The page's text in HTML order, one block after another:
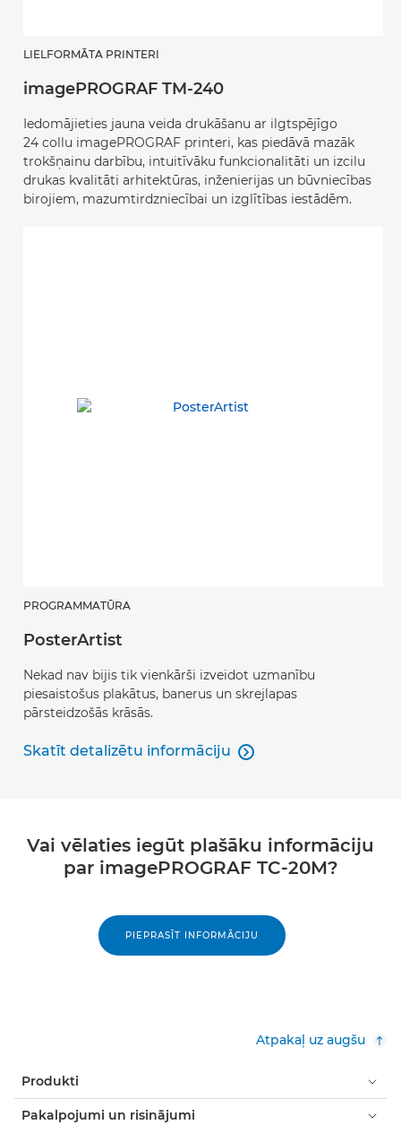
LIELFORMĀTA PRINTERI
imagePROGRAF TM-240
Iedomājieties jauna veida drukāšanu ar ilgtspējīgo
24 collu imagePROGRAF printeri, kas piedāvā mazāk
trokšņainu darbību, intuitīvāku funkcionalitāti un izcilu
drukas kvalitāti arhitektūras, inženierijas un būvniecības
birojiem, mazumtirdzniecībai un izglītības iestādēm.
PROGRAMMATŪRA
PosterArtist
Nekad nav bijis tik vienkārši izveidot uzmanību
piesaistošus plakātus, banerus un skrejlapas
pārsteidzošās krāsās.
Skatīt detalizētu informāciju
Skatīt detalizētu informāciju

Vai vēlaties iegūt plašāku informāciju
par imagePROGRAF TC-20M?
PIEPRASĪT INFORMĀCIJU
Atpakaļ uz augšu
Produkti
Pakalpojumi un risinājumi